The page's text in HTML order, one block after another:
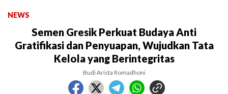
NEWS
Semen Gresik Perkuat Budaya Anti
Gratifikasi dan Penyuapan, Wujudkan Tata
Kelola yang Berintegritas
Budi Arista Romadhoni